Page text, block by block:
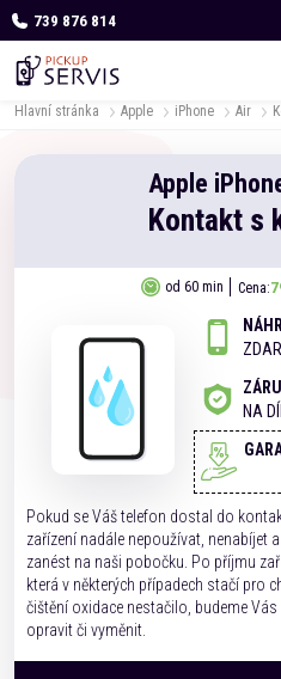
739 876 814
Hlavní stránka Apple iPhone Air
Apple
Kontakt s
od 60 min Cena:
NA
Pokud se Váš telefon dostal do
zařízení nadále nepoužívat, nenabíjet
zanést na naši pobočku. Po příjmu
která v některých případech stačí pro
čištění oxidace nestačilo, budeme
opravit či vyměnit.